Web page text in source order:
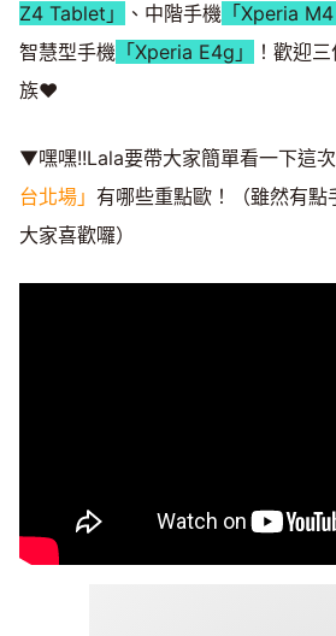
Z4 Tablet」
、中階手機 「Xperia M4
智慧型手機 「Xperia E4g」
！歡迎
族♥
▼嘿嘿!!Lala要帶大家簡單看一下這次
台北場」 有哪些重點歐！（雖然有
大家喜歡囉）